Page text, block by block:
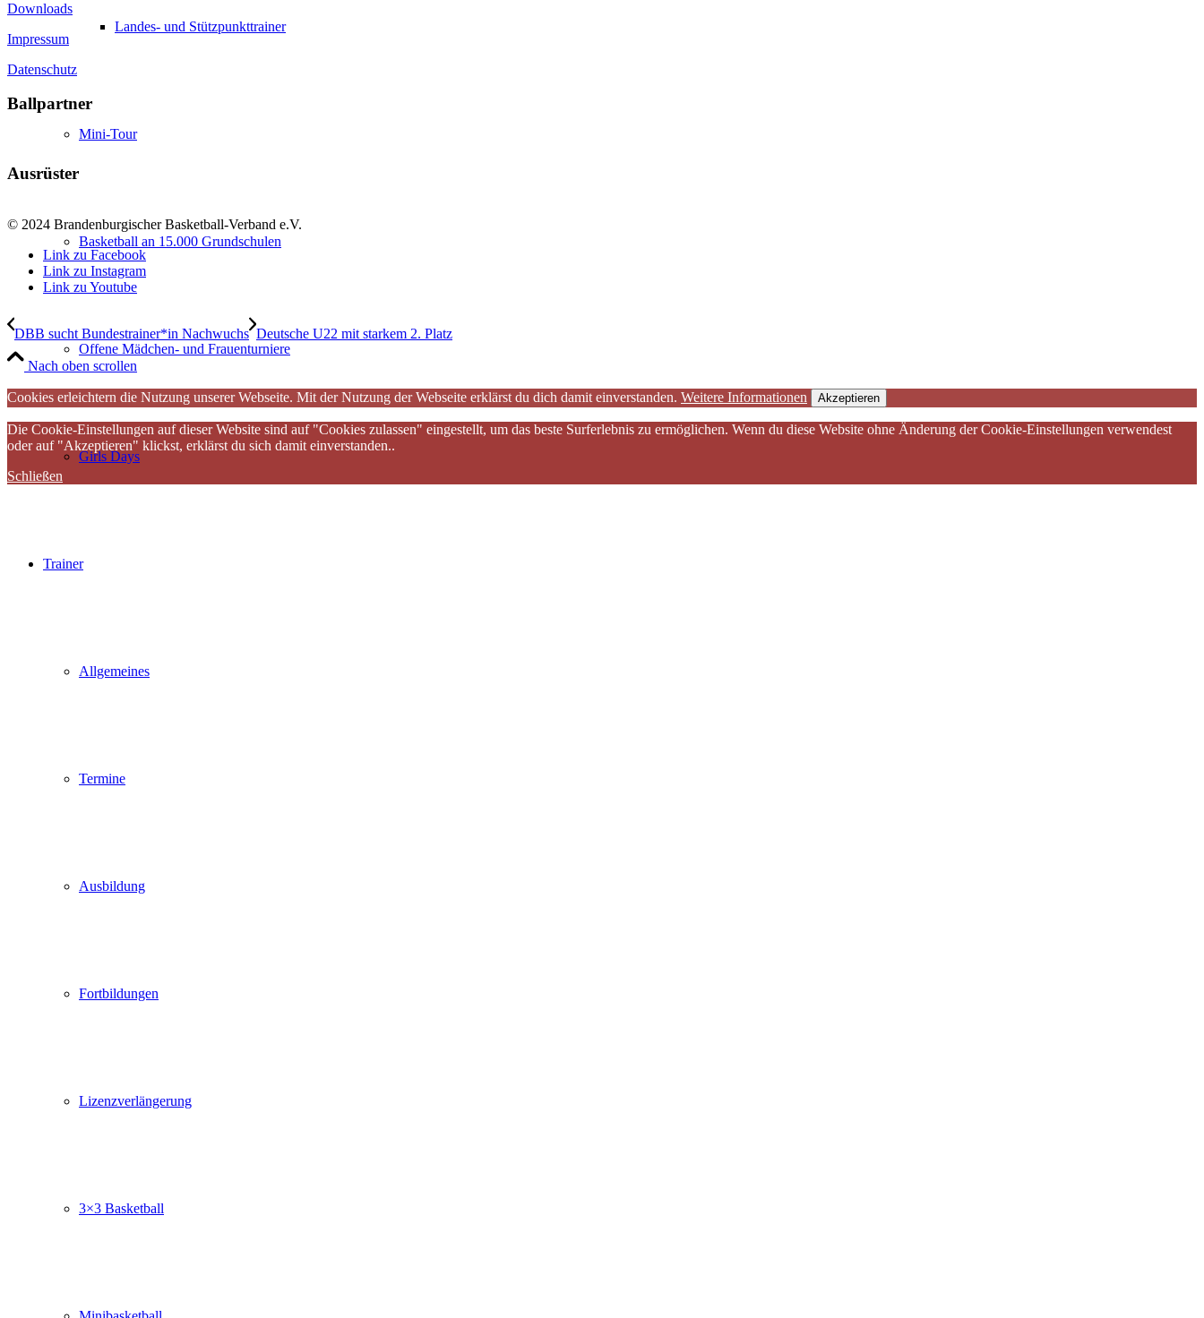
Landes- und Stützpunkttrainer
Mini-Tour
Basketball an 15.000 Grundschulen
Offene Mädchen- und Frauenturniere
Girls Days
Trainer
Allgemeines
Termine
Ausbildung
Fortbildungen
Lizenzverlängerung
3×3 Basketball
Downloads
Impressum
Datenschutz
Ballpartner
Ausrüster
© 2024 Brandenburgischer Basketball-Verband e.V.
Link zu Facebook
Link zu Instagram
Link zu Youtube
DBB sucht Bundestrainer*in Nachwuchs Deutsche U22 mit starkem 2. Platz
Nach oben scrollen
Cookies erleichtern die Nutzung unserer Webseite. Mit der Nutzung der Webseite erklärst du dich damit einverstanden. Weitere Informationen Akzeptieren
Die Cookie-Einstellungen auf dieser Website sind auf "Cookies zulassen" eingestellt, um das beste Surferlebnis zu ermöglichen. Wenn du diese Website ohne Änderung der Cookie-Einstellungen verwendest
oder auf "Akzeptieren" klickst, erklärst du sich damit einverstanden..
Schließen